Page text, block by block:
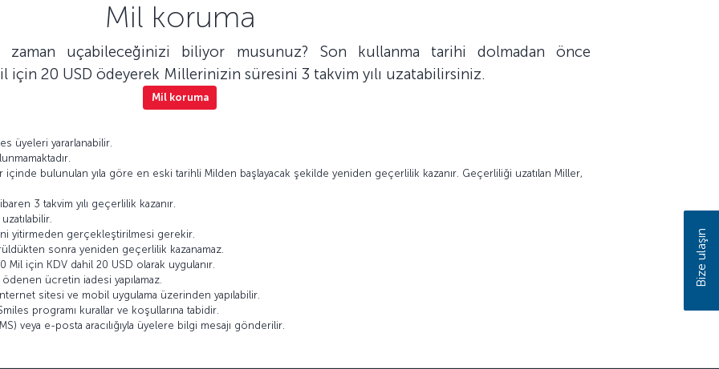
Mil koruma
uçabileceğinizi biliyor musunuz? Son kullanma tarihi dolmadan önce
20 USD ödeyerek Millerinizin süresini 3 takvim yılı uzatabilirsiniz.
Mil koruma
üyeleri yararlanabilir.
bulunulan yıla göre en eski tarihli Milden başlayacak şekilde yeniden geçerlilik kazanır. Geçerliliği uzatılan Miller,
3 takvim yılı geçerlilik kazanır.
yitirmeden gerçekleştirilmesi gerekir.
sonra yeniden geçerlilik kazanamaz.
Mil için KDV dahil 20 USD olarak uygulanır.
ücretin iadesi yapılamaz.
sitesi ve mobil uygulama üzerinden yapılabilir.
programı kurallar ve koşullarına tabidir.
veya e-posta aracılığıyla üyelere bilgi mesajı gönderilir.
Bize ulaşın